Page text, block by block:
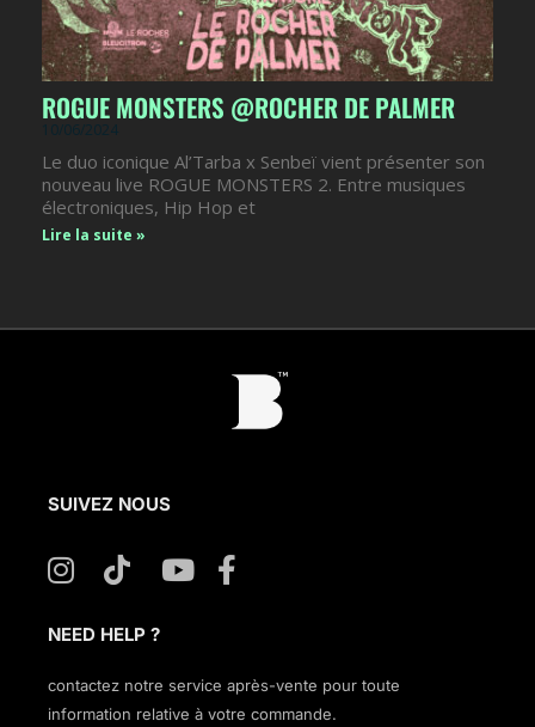
ROGUE MONSTERS @ROCHER DE PALMER
10/06/2024
Le duo iconique Al’Tarba x Senbeï vient présenter son
nouveau live ROGUE MONSTERS 2. Entre musiques
électroniques, Hip Hop et
Lire la suite »
SUIVEZ NOUS
NEED HELP ?
contactez notre service après-vente pour toute
information relative à votre commande.